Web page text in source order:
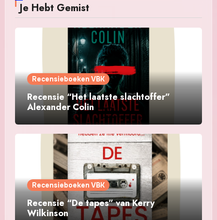
Je Hebt Gemist
Recensieboeken VBK
Recensie “Het laatste slachtoffer”
Alexander Colin
Recensieboeken VBK
Recensie “De tapes” van Kerry
Wilkinson